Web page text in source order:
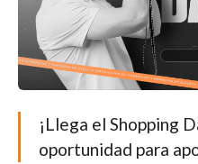
¡Llega el Shopping
oportunidad para